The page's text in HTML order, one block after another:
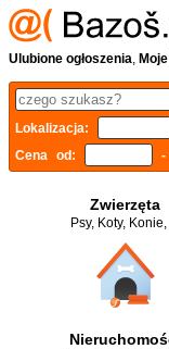
Ulubione ogłoszenia,
Lokalizacja:
Cena od:
-
Zwierzęta
Psy, Koty, Konie